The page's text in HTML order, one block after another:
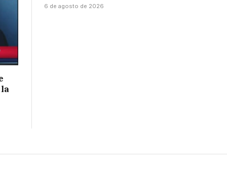
6 de agosto de 2026